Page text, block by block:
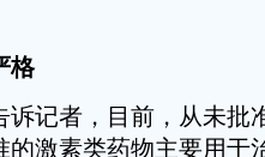
格
记者，目前，从未批
的激素类药物主要用于